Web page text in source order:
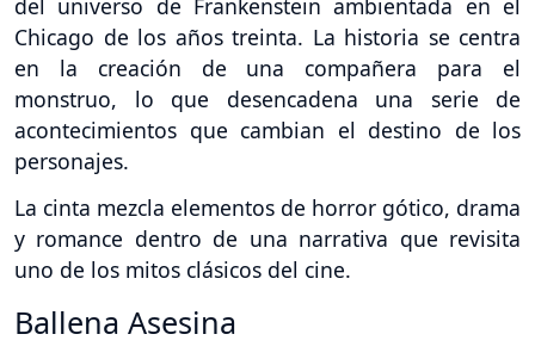
del universo de Frankenstein ambientada en el
Chicago de los años treinta. La historia se centra
en la creación de una compañera para el
monstruo, lo que desencadena una serie de
acontecimientos que cambian el destino de los
personajes.
La cinta mezcla elementos de horror gótico, drama
y romance dentro de una narrativa que revisita
uno de los mitos clásicos del cine.
Ballena Asesina